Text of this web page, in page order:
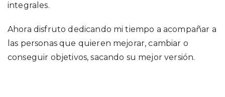
integrales.
Ahora disfruto dedicando mi tiempo a acompañar a
las personas que quieren mejorar, cambiar o
conseguir objetivos, sacando su mejor versión.